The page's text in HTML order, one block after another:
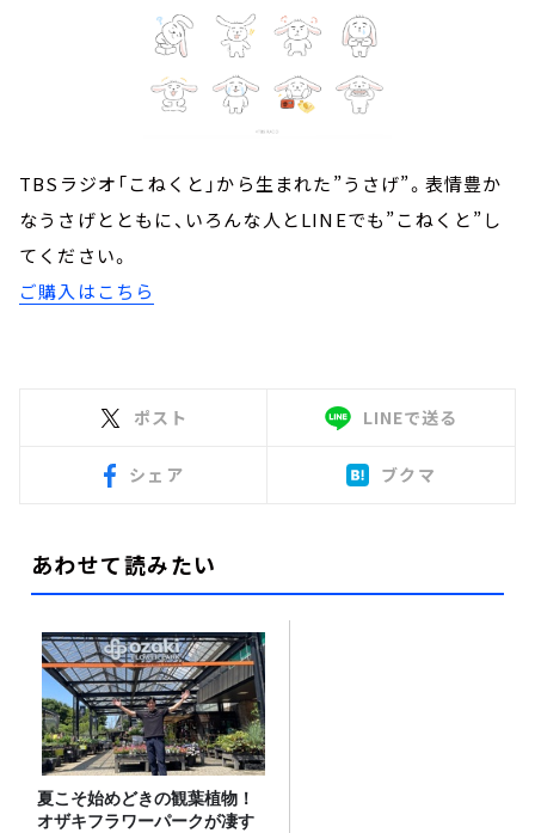
TBSラジオ「こねくと」から生まれた”うさげ”。表情豊か
なうさげとともに、いろんな人とLINEでも”こねくと”し
てください。
ご購入はこちら
ポスト LINEで送る
シェア ブクマ
あわせて読みたい
夏こそ始めどきの観葉植物！
オザキフラワーパークが凄す